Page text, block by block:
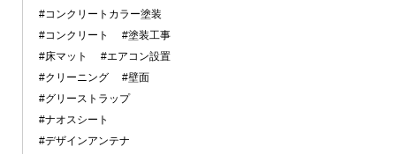
#コンクリートカラー塗装
#コンクリート
#塗装工事
#床マット
#エアコン設置
#クリーニング
#壁面
#グリーストラップ
#ナオスシート
#デザインアンテナ